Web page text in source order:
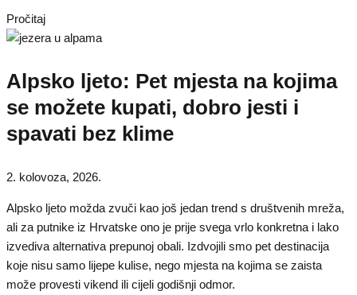
Pročitaj
Alpsko ljeto: Pet mjesta na kojima
se možete kupati, dobro jesti i
spavati bez klime
2. kolovoza, 2026.
Alpsko ljeto možda zvuči kao još jedan trend s društvenih mreža,
ali za putnike iz Hrvatske ono je prije svega vrlo konkretna i lako
izvediva alternativa prepunoj obali. Izdvojili smo pet destinacija
koje nisu samo lijepe kulise, nego mjesta na kojima se zaista
može provesti vikend ili cijeli godišnji odmor.